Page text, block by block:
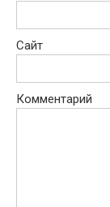
Сайт
Комментарий